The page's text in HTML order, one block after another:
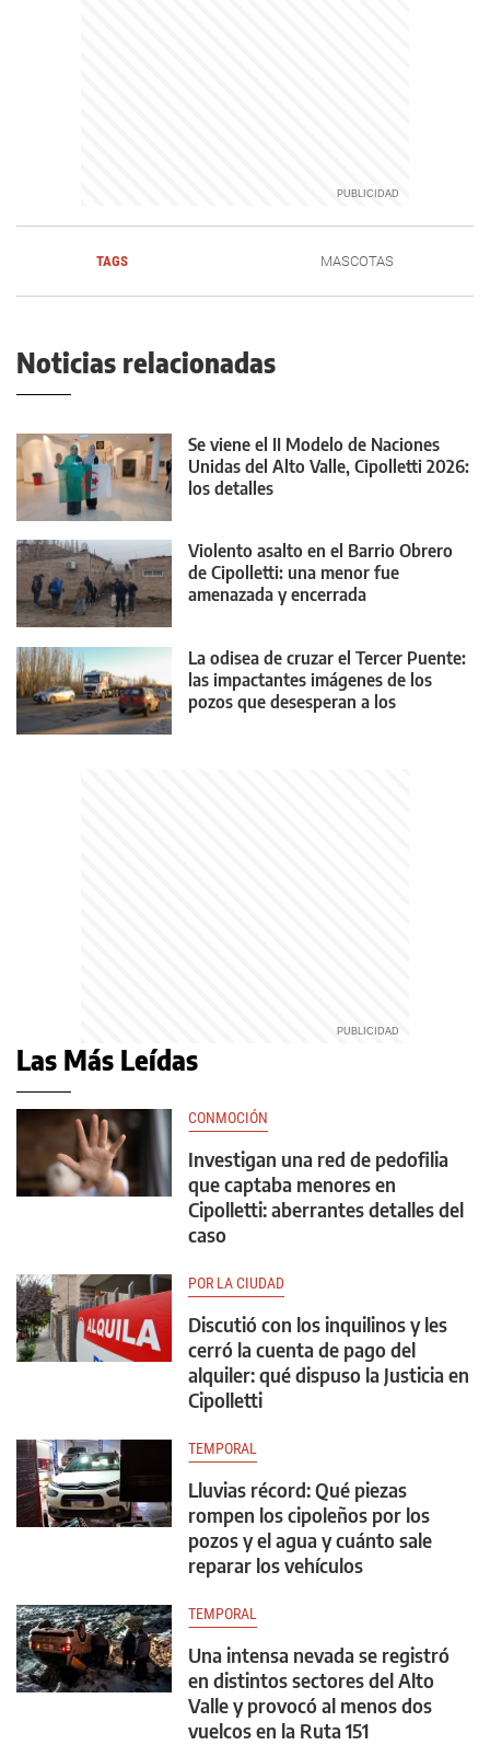
TAGS MASCOTAS
Noticias relacionadas
Se viene el II Modelo de Naciones
Unidas del Alto Valle, Cipolletti 2026:
los detalles
Violento asalto en el Barrio Obrero
de Cipolletti: una menor fue
amenazada y encerrada
La odisea de cruzar el Tercer Puente:
las impactantes imágenes de los
pozos que desesperan a los
Las Más Leídas
CONMOCIÓN
Investigan una red de pedofilia
que captaba menores en
Cipolletti: aberrantes detalles del
caso
POR LA CIUDAD
Discutió con los inquilinos y les
cerró la cuenta de pago del
alquiler: qué dispuso la Justicia en
Cipolletti
TEMPORAL
Lluvias récord: Qué piezas
rompen los cipoleños por los
pozos y el agua y cuánto sale
reparar los vehículos
TEMPORAL
Una intensa nevada se registró
en distintos sectores del Alto
Valle y provocó al menos dos
vuelcos en la Ruta 151